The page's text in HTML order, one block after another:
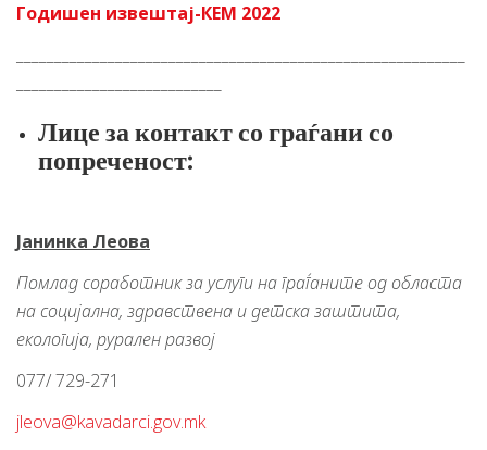
Годишен извештај-КЕМ 2022
Лице за контакт со граѓани со
попреченост:
Јанинка Леова
Помлад соработник за услуги на граѓаните од областа
на социјална, здравствена и детска заштита,
екологија, рурален развој
077/ 729-271
jleova@kavadarci.gov.mk